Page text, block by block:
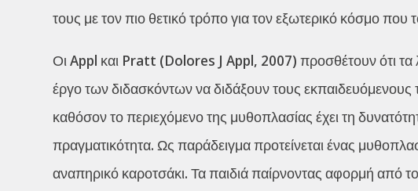
τους με τον πιο θετικό τρόπο για τον εξωτερικό κόσμο που
Οι Appl και Pratt (Dolores J Appl, 2007) προσθέτουν ότι τα
έργο των διδασκόντων να διδάξουν τους εκπαιδευόμενους
καθόσον το περιεχόμενο της μυθοπλασίας έχει τη
πραγματικότητα. Ως παράδειγμα προτείνεται ένας
αναπηρικό καροτσάκι. Τα παιδιά παίρνοντας αφορμή από